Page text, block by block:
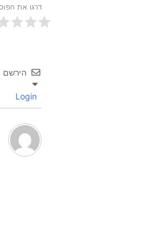
דרגו את
הירשם